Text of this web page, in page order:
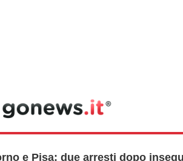
e Pisa: due arresti dopo